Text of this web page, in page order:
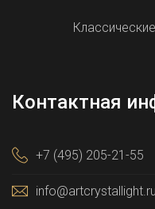
Контактная
+7 (495) 205-21-55
info@artcrystallight.ru